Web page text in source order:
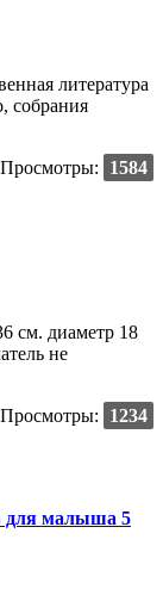
литература
собрания
Просмотры:
1584
см. диаметр 18
не
Просмотры:
1234
для малыша 5